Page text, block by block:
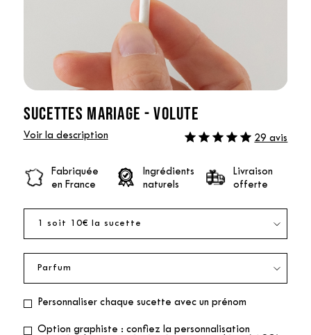
SUCETTES MARIAGE - VOLUTE
Voir la description 29 avis
Fabriquée
en France
Ingrédients
naturels
Livraison
offerte
Personnaliser chaque sucette avec un prénom
Option graphiste : confiez la personnalisation